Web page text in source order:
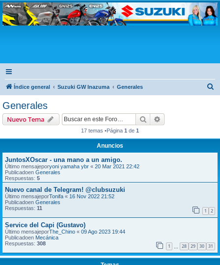
Club Suzuki
Índice general Suzuki GW Inazuma Generales
Generales
Nuevo Tema Buscar
17 temas •Página 1 de 1
Anuncios
JuntosXOscar - una mano a un amigo.
Último mensajeporyoni yamaha ybr « 20 Mar 2021 22:42
Publicadoen Generales
Respuestas: 5
Nuevo canal de Telegram! @clubsuzuki
Último mensajeporTonifa « 16 Nov 2022 21:52
Publicadoen Generales
Respuestas: 11 1 2
Service del Capi (Gustavo)
Último mensajeporThe_Chino « 09 Ago 2023 19:44
Publicadoen Mecánica
Respuestas: 308 1 … 28 29 30 31